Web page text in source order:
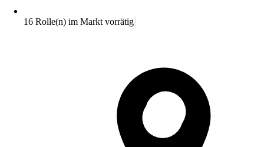
16 Rolle(n) im Markt vorrätig